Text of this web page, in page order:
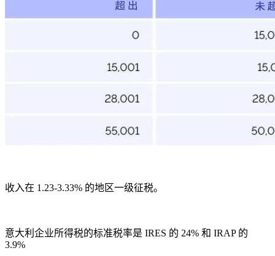
收入在 1.23-3.33% 的地区一级征税。
意大利企业所得税的标准税率是 IRES 的 24% 和 IRAP 的
3.9%